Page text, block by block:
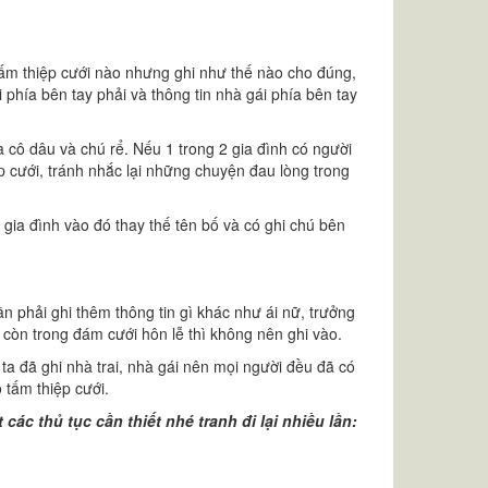
thiệp cưới nào nhưng ghi như thế nào cho đúng,
bên tay phải và thông tin nhà gái phía bên tay
dâu và chú rể. Nếu 1 trong 2 gia đình có người
tránh nhắc lại những chuyện đau lòng trong
đình vào đó thay thế tên bố và có ghi chú bên
phải ghi thêm thông tin gì khác như ái nữ, trưởng
trong đám cưới hôn lễ thì không nên ghi vào.
đã ghi nhà trai, nhà gái nên mọi người đều đã có
tấm thiệp cưới.
các thủ tục cần thiết nhé tranh đi lại nhiều lần: